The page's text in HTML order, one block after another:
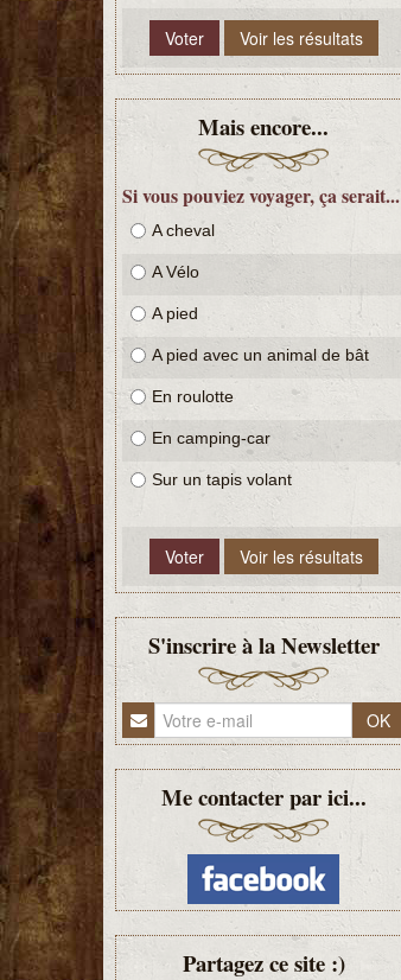
Mais encore...
Si vous pouviez voyager, ça serait...
A cheval
A Vélo
A pied
A pied avec un animal de bât
En roulotte
En camping-car
Sur un tapis volant
S'inscrire à la Newsletter
OK
Me contacter par ici...
Partagez ce site :)